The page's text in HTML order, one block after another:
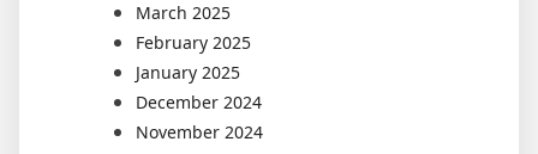
March 2025
February 2025
January 2025
December 2024
November 2024